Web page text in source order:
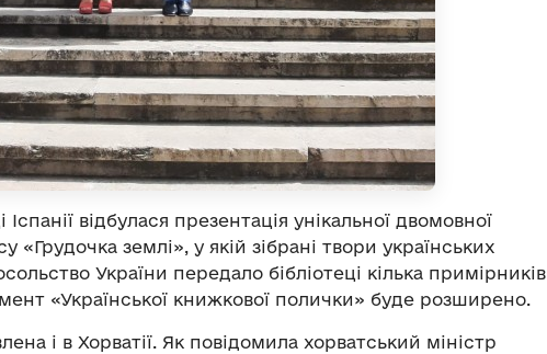
Іспанії відбулася презентація унікальної двомовної
«Грудочка землі», у якій зібрані твори українських
України передало бібліотеці кілька примірників
«Української книжкової полички» буде розширено.
і в Хорватії. Як повідомила хорватський міністр